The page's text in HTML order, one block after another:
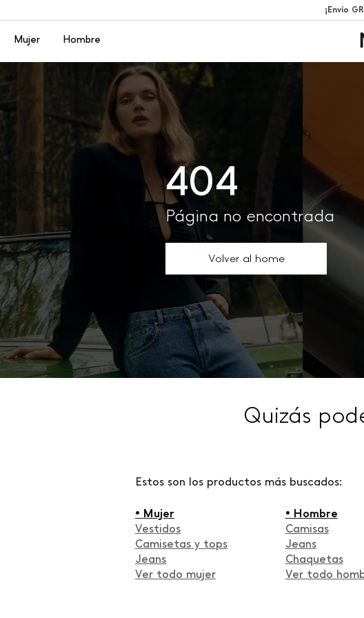
¡Envío
Menú
Mujer Hombre
404
Página no encontrada
Volver al home
Quizás
Estos son los productos más buscados:
• Mujer
Vestidos
Camisetas y tops
Jeans
Ver todo mujer
• Hombre
Camisas
Jeans
Chaquetas
Ver todo